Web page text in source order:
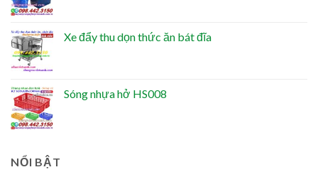
Xe đẩy thu dọn thức ăn bát đĩa
Sóng nhựa hở HS008
NỔI BẬT